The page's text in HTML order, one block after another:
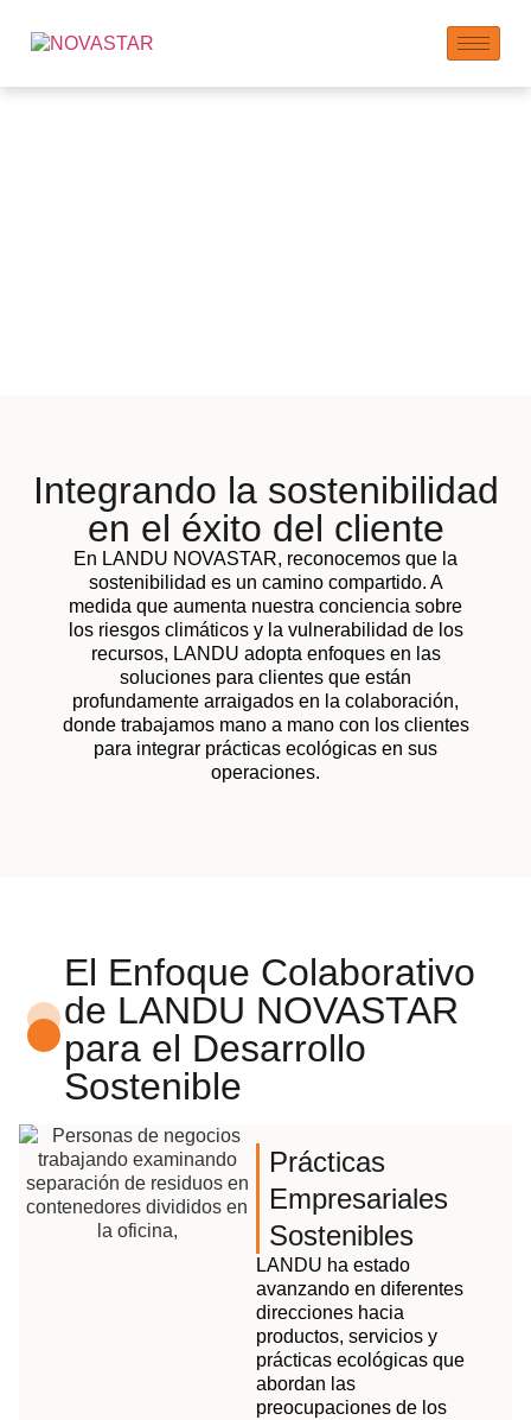
Integrando la sostenibilidad
en el éxito del cliente
En LANDU NOVASTAR, reconocemos que la
sostenibilidad es un camino compartido. A
medida que aumenta nuestra conciencia sobre
los riesgos climáticos y la vulnerabilidad de los
recursos, LANDU adopta enfoques en las
soluciones para clientes que están
profundamente arraigados en la colaboración,
donde trabajamos mano a mano con los clientes
para integrar prácticas ecológicas en sus
operaciones.
El Enfoque Colaborativo
de LANDU NOVASTAR
para el Desarrollo
Sostenible
Prácticas
Empresariales
Sostenibles
LANDU ha estado
avanzando en diferentes
direcciones hacia
productos, servicios y
prácticas ecológicas que
abordan las
preocupaciones de los